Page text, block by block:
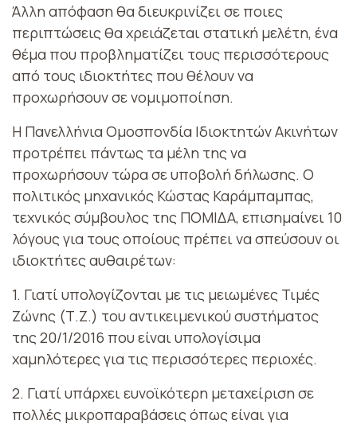
Άλλη απόφαση θα διευκρινίζει σε ποιες
περιπτώσεις θα χρειάζεται στατική μελέτη, ένα
θέμα που προβληματίζει τους περισσότερους
από τους ιδιοκτήτες που θέλουν να
προχωρήσουν σε νομιμοποίηση.
Η Πανελλήνια Ομοσπονδία Ιδιοκτητών Ακινήτων
προτρέπει πάντως τα μέλη της να
προχωρήσουν τώρα σε υποβολή δήλωσης. Ο
πολιτικός μηχανικός Κώστας Καράμπαμπας,
τεχνικός σύμβουλος της ΠΟΜΙΔΑ, επισημαίνει 10
λόγους για τους οποίους πρέπει να σπεύσουν οι
ιδιοκτήτες αυθαιρέτων:
1. Γιατί υπολογίζονται με τις μειωμένες Τιμές
Ζώνης (Τ.Ζ.) του αντικειμενικού συστήματος
της 20/1/2016 που είναι υπολογίσιμα
χαμηλότερες για τις περισσότερες περιοχές.
2. Γιατί υπάρχει ευνοϊκότερη μεταχείριση σε
πολλές μικροπαραβάσεις όπως είναι για